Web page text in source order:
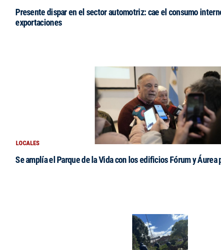
Presente dispar en el sector automotriz: cae el consumo
exportaciones
LOCALES
Se amplía el Parque de la Vida con los edificios Fórum y